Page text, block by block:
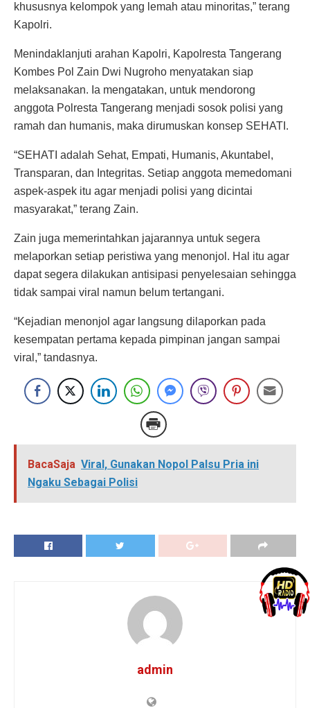
khususnya kelompok yang lemah atau minoritas,” terang
Kapolri.
Menindaklanjuti arahan Kapolri, Kapolresta Tangerang
Kombes Pol Zain Dwi Nugroho menyatakan siap
melaksanakan. Ia mengatakan, untuk mendorong
anggota Polresta Tangerang menjadi sosok polisi yang
ramah dan humanis, maka dirumuskan konsep SEHATI.
“SEHATI adalah Sehat, Empati, Humanis, Akuntabel,
Transparan, dan Integritas. Setiap anggota memedomani
aspek-aspek itu agar menjadi polisi yang dicintai
masyarakat,” terang Zain.
Zain juga memerintahkan jajarannya untuk segera
melaporkan setiap peristiwa yang menonjol. Hal itu agar
dapat segera dilakukan antisipasi penyelesaian sehingga
tidak sampai viral namun belum tertangani.
“Kejadian menonjol agar langsung dilaporkan pada
kesempatan pertama kepada pimpinan jangan sampai
viral,” tandasnya.
BacaSaja Viral, Gunakan Nopol Palsu Pria ini
Ngaku Sebagai Polisi
admin